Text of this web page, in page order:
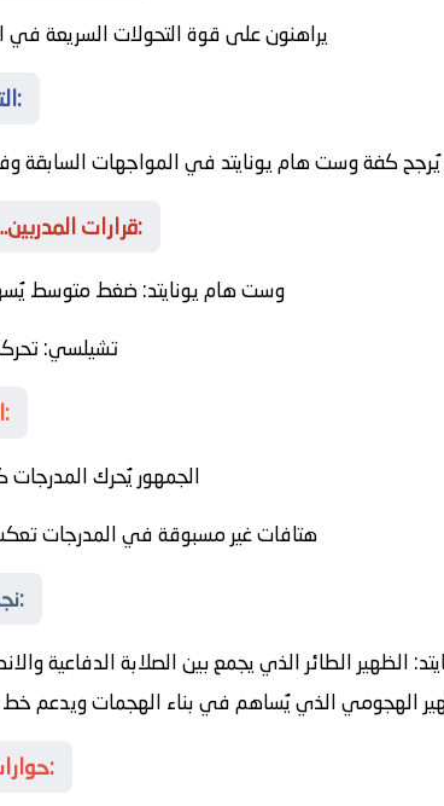
يراهنون على قوة التحولات السريعة في
التكهنات الفنية للمباراة:
يُرجح كفة وست هام يونايتد في المواجهات السابقة
قرارات المدربين… بين الجرأة والواقعية:
وست هام يونايتد: ضغط متوسط
تشيلسي:
التشجيع يُلهب الأجواء:
الجمهور يُحرك
هتافات غير مسبوقة في المدرجات
نجوم اللقاء تحت المجهر:
الظهير الطائر الذي يجمع بين الصلابة الدفاعية
الهجومي الذي يُساهم في بناء الهجمات ويدعم خط
حوارات من العقول المدبرة: